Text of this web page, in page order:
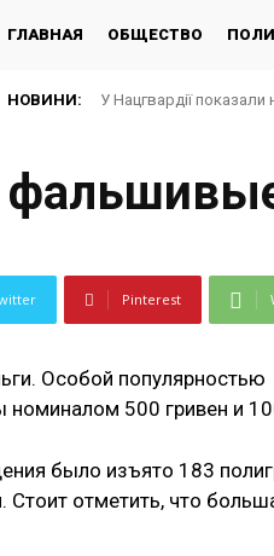
ГЛАВНАЯ ОБЩЕСТВО
НОВИНИ: У Нацгвардії показали
Pinterest
Особой популярностью
500 гривен и
было изъято 183
отметить, что